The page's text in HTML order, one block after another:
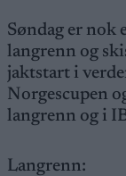
Søndag er nok
langrenn og
jaktstart i
Norgescupen
langrenn og i
Langrenn: